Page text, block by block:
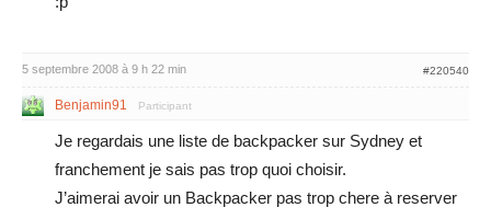
5 septembre 2008 à 9 h 22 min #220540
Benjamin91 Participant
Je regardais une liste de backpacker sur Sydney et
franchement je sais pas trop quoi choisir.
J’aimerai avoir un Backpacker pas trop chere à reserver